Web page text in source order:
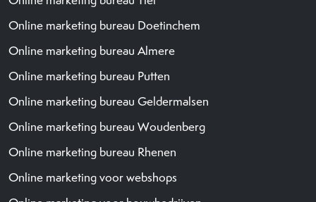
Online marketing bureau Doetinchem
Online marketing bureau Almere
Online marketing bureau Putten
Online marketing bureau Geldermalsen
Online marketing bureau Woudenberg
Online marketing bureau Rhenen
Online marketing voor webshops